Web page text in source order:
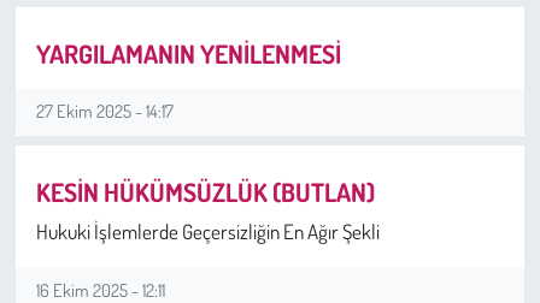
YARGILAMANIN YENİLENMESİ
27 Ekim 2025 - 14:17
KESİN HÜKÜMSÜZLÜK (BUTLAN)
Hukuki İşlemlerde Geçersizliğin En Ağır Şekli
16 Ekim 2025 - 12:11